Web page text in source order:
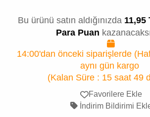
Bu ürünü satın aldığınızda 11,95
Para Puan
14:00'dan önceki siparişlerde
aynı gün kargo
(Kalan Süre : 15 saat 49
Favorilere Ekle
İndirim Bildirimi